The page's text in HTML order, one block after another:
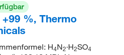
%, Thermo
H4N2·H2SO4